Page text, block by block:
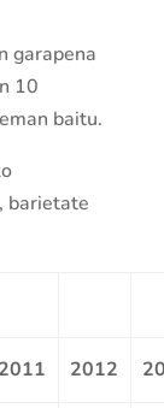
garapena
10
baitu.
barietate
2011 2012